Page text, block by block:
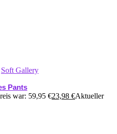
Soft Gallery
Pants
war: 59,95 €23,98 €Aktueller